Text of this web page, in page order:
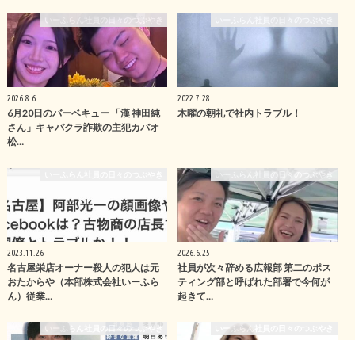
いーふらん社員の日々のつぶやき
2026.8.6
6月20日のバーベキュー 「漢 神田純
さん」キャバクラ詐欺の主犯カバオ
松…
2022.7.28
木曜の朝礼で社内トラブル！
2023.11.26
名古屋栄店オーナー殺人の犯人は元
おたからや（本部株式会社いーふら
ん）従業…
いーふらん社員の日々のつぶやき
2026.6.25
社員が次々辞める広報部 第二のポス
ティング部と呼ばれた部署で今何が
起きて…
いーふらん社員の日々のつぶやき いーふらん社員の日々のつぶやき